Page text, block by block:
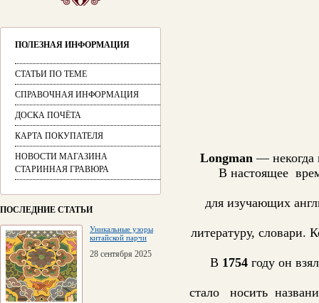
ПОЛЕЗНАЯ ИНФОРМАЦИЯ
СТАТЬИ ПО ТЕМЕ
СПРАВОЧНАЯ ИНФОРМАЦИЯ
ДОСКА ПОЧЁТА
КАРТА ПОКУПАТЕЛЯ
НОВОСТИ МАГАЗИНА
СТАРИННАЯ ГРАВЮРА
ПОСЛЕДНИЕ СТАТЬИ
Уникальные узоры
китайской парчи
28 сентября 2025
Longman— некогда
В настоящее
для изучающих
литературу, словари.
В 1754году он
стало носить